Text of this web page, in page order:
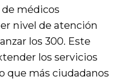
médicos
nivel de atención
los 300. Este
los servicios
que más ciudadanos